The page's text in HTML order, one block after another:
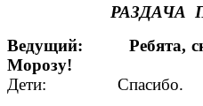
РАЗДАЧА
Ведущий: Ребята,
Морозу!
Дети: Спасибо.